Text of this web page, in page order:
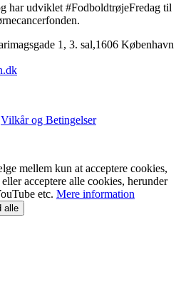
har udviklet #FodboldtrøjeFredag til
1, 3. sal,1606 København
Vilkår og Betingelser
mellem kun at acceptere cookies,
acceptere alle cookies, herunder
etc. Mere information
alle